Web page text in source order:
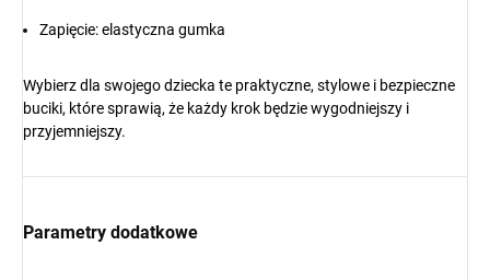
Zapięcie: elastyczna gumka
Wybierz dla swojego dziecka te praktyczne, stylowe i bezpieczne
buciki, które sprawią, że każdy krok będzie wygodniejszy i
przyjemniejszy.
Parametry dodatkowe